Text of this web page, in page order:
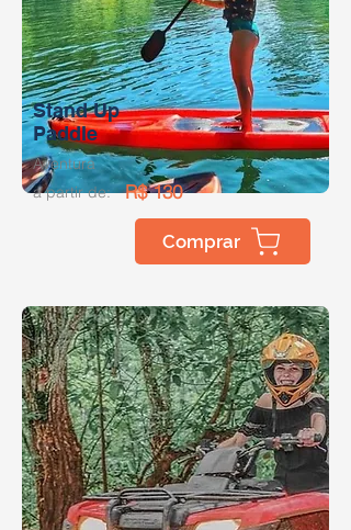
Stand Up
Paddle
Aventura
Comprar
a partir de: R$ 130